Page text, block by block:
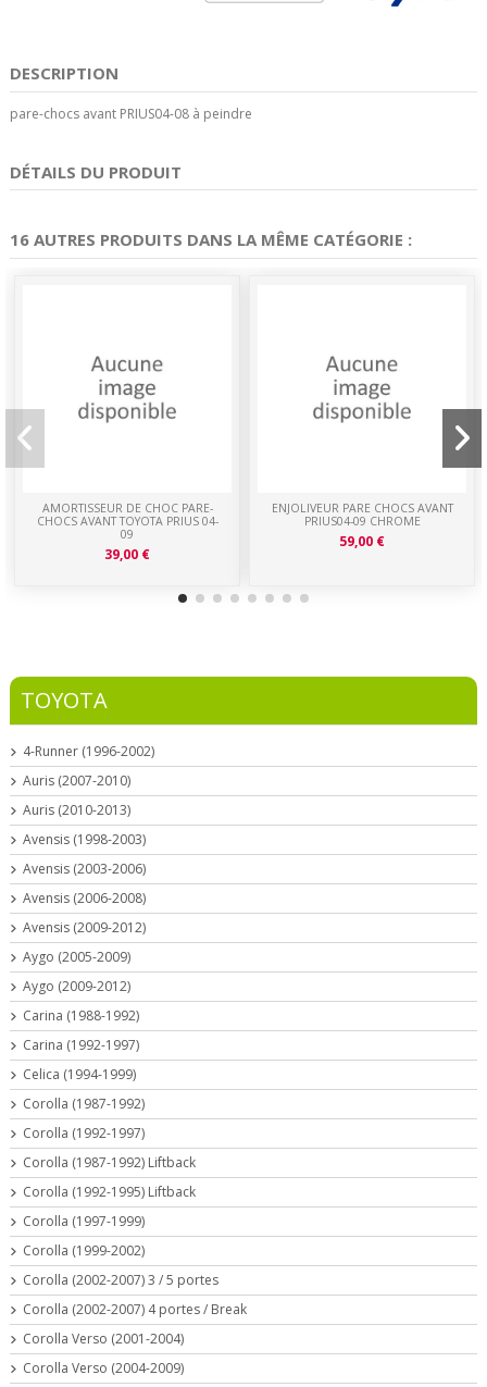
DESCRIPTION
pare-chocs avant PRIUS04-08 à peindre
DÉTAILS DU PRODUIT
16 AUTRES PRODUITS DANS LA MÊME CATÉGORIE :
AMORTISSEUR DE CHOC PARE-
CHOCS AVANT TOYOTA PRIUS 04-
09
39,00 €
ENJOLIVEUR PARE CHOCS AVANT
PRIUS04-09 CHROME
59,00 €
TOYOTA
4-Runner (1996-2002)
Auris (2007-2010)
Auris (2010-2013)
Avensis (1998-2003)
Avensis (2003-2006)
Avensis (2006-2008)
Avensis (2009-2012)
Aygo (2005-2009)
Aygo (2009-2012)
Carina (1988-1992)
Carina (1992-1997)
Celica (1994-1999)
Corolla (1987-1992)
Corolla (1992-1997)
Corolla (1987-1992) Liftback
Corolla (1992-1995) Liftback
Corolla (1997-1999)
Corolla (1999-2002)
Corolla (2002-2007) 3 / 5 portes
Corolla (2002-2007) 4 portes / Break
Corolla Verso (2001-2004)
Corolla Verso (2004-2009)